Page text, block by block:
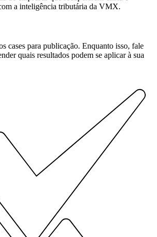
a inteligência tributária da VMX.
cases para publicação. Enquanto isso, fale
quais resultados podem se aplicar à sua